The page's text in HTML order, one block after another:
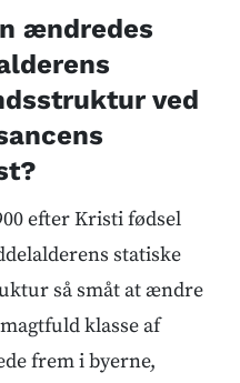
ændredes
ved
efter Kristi fødsel
statiske
så småt at ændre
klasse af
frem i byerne,